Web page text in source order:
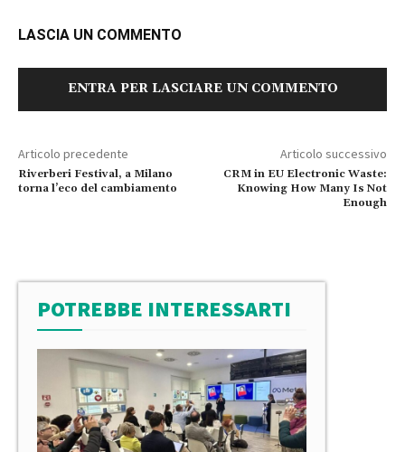
LASCIA UN COMMENTO
ENTRA PER LASCIARE UN COMMENTO
Articolo precedente
Riverberi Festival, a Milano
torna l’eco del cambiamento
Articolo successivo
CRM in EU Electronic Waste:
Knowing How Many Is Not
Enough
POTREBBE INTERESSARTI